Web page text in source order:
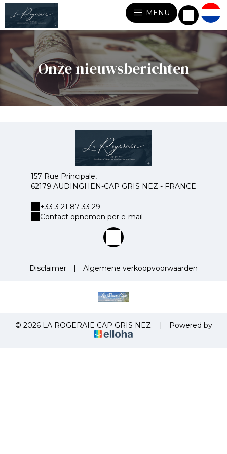
MENU
Onze nieuwsberichten
157 Rue Principale,
62179 AUDINGHEN-CAP GRIS NEZ - FRANCE
+33 3 21 87 33 29
Contact opnemen per e-mail
Disclaimer | Algemene verkoopvoorwaarden
© 2026 LA ROGERAIE CAP GRIS NEZ Powered by